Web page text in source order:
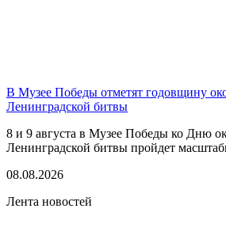
В Музее Победы отметят годовщину
Ленинградской битвы
8 и 9 августа в Музее Победы ко Дню
Ленинградской битвы пройдет
08.08.2026
Лента новостей